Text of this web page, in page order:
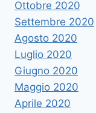
Ottobre 2020
Settembre 2020
Agosto 2020
Luglio 2020
Giugno 2020
Maggio 2020
Aprile 2020